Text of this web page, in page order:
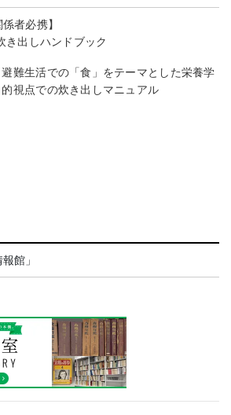
者必携】
き出しハンドブック
避難生活での「食」をテーマとした栄養学
的視点での炊き出しマニュアル
館」